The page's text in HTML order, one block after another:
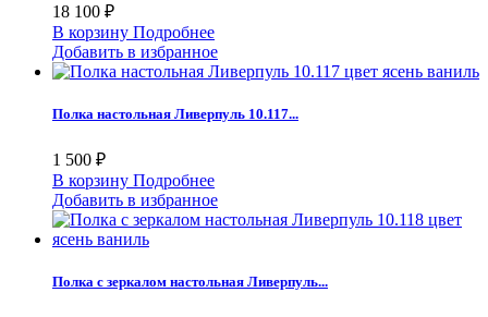
18 100 ₽
В корзину Подробнее
Добавить в избранное
Полка настольная Ливерпуль 10.117...
1 500 ₽
В корзину Подробнее
Добавить в избранное
Полка с зеркалом настольная Ливерпуль...